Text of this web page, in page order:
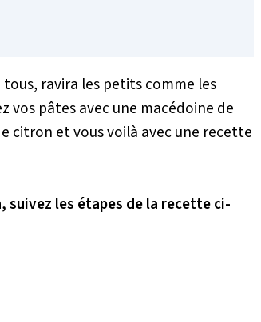
ravira les petits comme les
vos pâtes avec une macédoine de
citron et vous voilà avec une recette
suivez les étapes de la recette ci-